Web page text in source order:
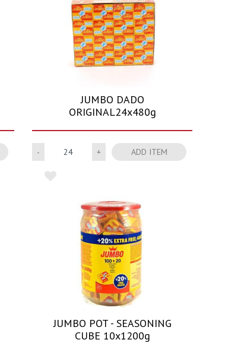
JUMBO DADO
ORIGINAL24x480g
Quantity ADD ITEM
JUMBO POT - SEASONING
CUBE 10x1200g